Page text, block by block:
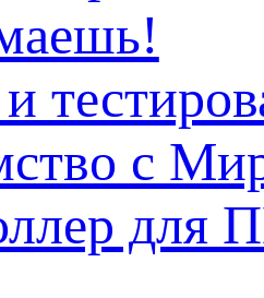
с
для